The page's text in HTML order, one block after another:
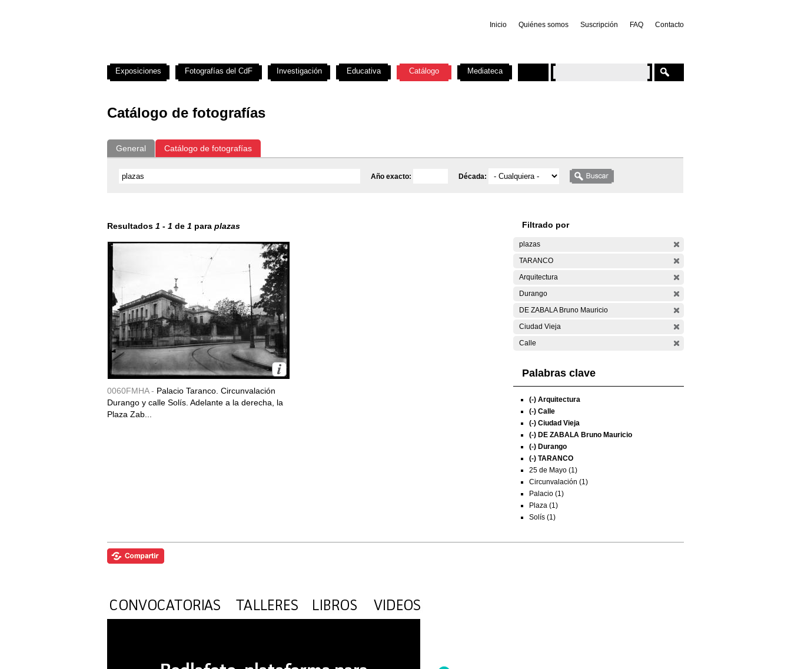
Inicio Quiénes somos Suscripción FAQ Contacto
Catálogo de fotografías
General Catálogo de fotografías
Año exacto: Década:
Resultados 1 - 1 de 1 para plazas
0060FMHA - Palacio Taranco. Circunvalación
Durango y calle Solís. Adelante a la derecha, la
Plaza Zab...
Filtrado por
plazas
TARANCO
Arquitectura
Durango
DE ZABALA Bruno Mauricio
Ciudad Vieja
Calle
Palabras clave
(-) Arquitectura
(-) Calle
(-) Ciudad Vieja
(-) DE ZABALA Bruno Mauricio
(-) Durango
(-) TARANCO
25 de Mayo (1)
Circunvalación (1)
Palacio (1)
Plaza (1)
Solís (1)
Exposiciones Fotografías del CdF Investigación Educativa Catálogo Mediateca